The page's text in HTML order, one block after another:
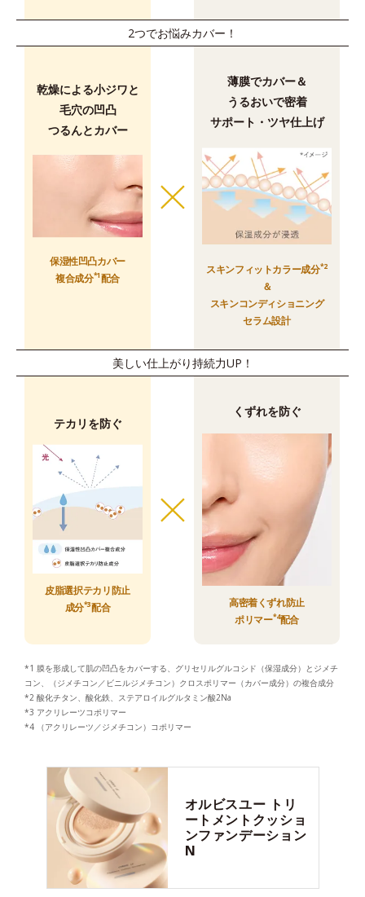
2つでお悩みカバー！
乾燥による小ジワと
毛穴の凹凸
つるんとカバー
保湿性凹凸カバー
複合成分*1配合
薄膜でカバー＆
うるおいで密着
サポート・ツヤ仕上げ
スキンフィットカラー成分*2
＆
スキンコンディショニング
セラム設計
美しい仕上がり持続力UP！
テカリを防ぐ
皮脂選択テカリ防止
成分*3配合
くずれを防ぐ
高密着くずれ防止
ポリマー*4配合
*1 膜を形成して肌の凹凸をカバーする、グリセリルグルコシド（保湿成分）とジメチ
コン、（ジメチコン／ビニルジメチコン）クロスポリマー（カバー成分）の複合成分
*2 酸化チタン、酸化鉄、ステアロイルグルタミン酸2Na
*3 アクリレーツコポリマー
*4 （アクリレーツ／ジメチコン）コポリマー
オルビスユー トリ
ートメントクッショ
ンファンデーション
N